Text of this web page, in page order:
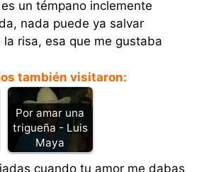
un témpano inclemente
nada puede ya salvar
la risa, esa que me gustaba
también visitaron:
Por amar una
trigueña - Luis
Maya
cuando tu amor me dabas